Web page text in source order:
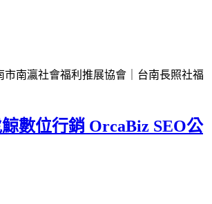
市南瀛社會福利推展協會｜台南長照社福
數位行銷 OrcaBiz SEO公